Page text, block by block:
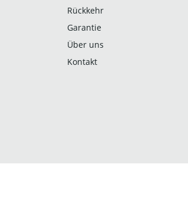
Rückkehr
Garantie
Über uns
Kontakt